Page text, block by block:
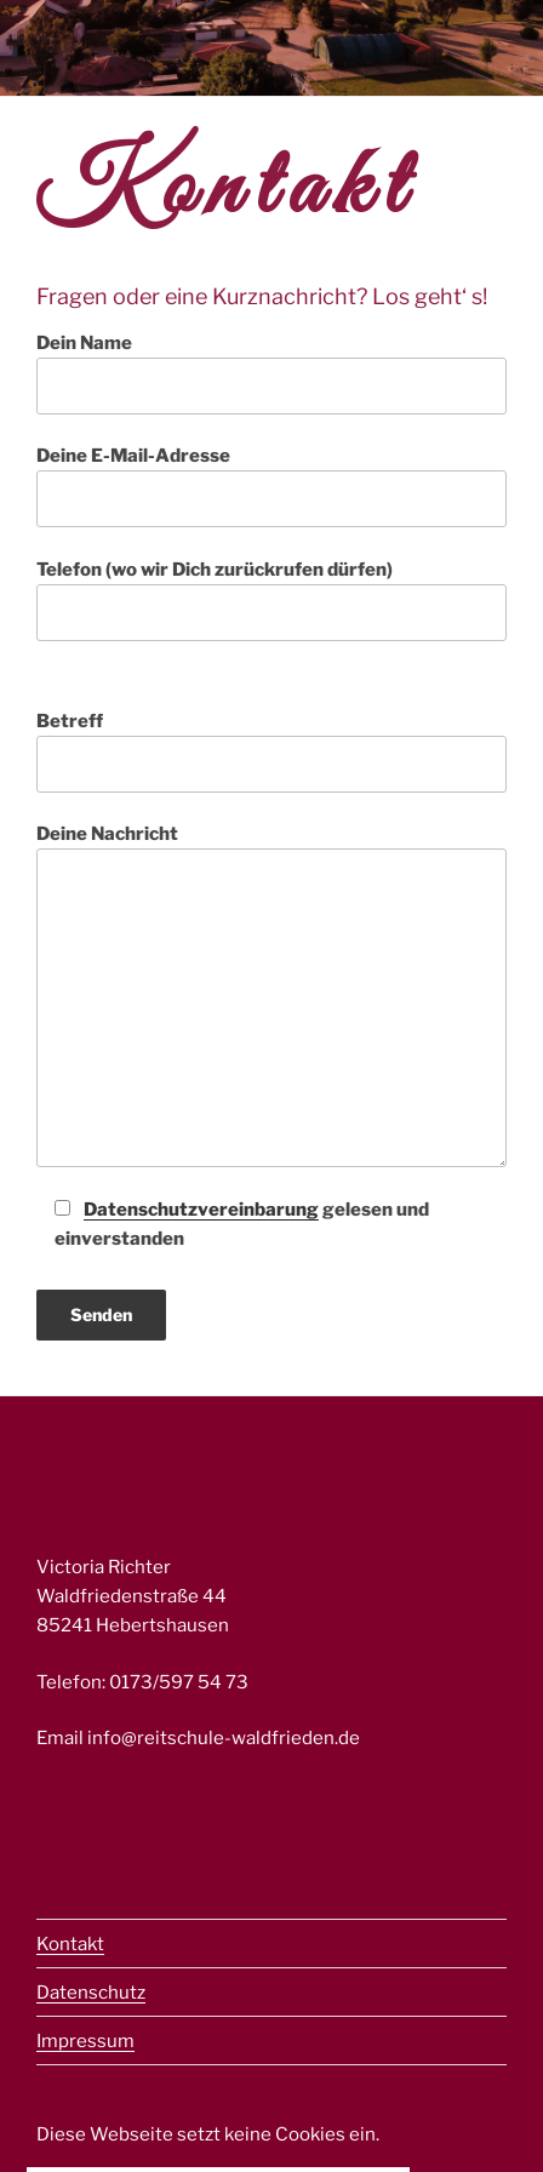
Kontakt
Fragen oder eine Kurznachricht? Los geht‘ s!
Dein Name
Deine E-Mail-Adresse
Telefon (wo wir Dich zurückrufen dürfen)
Betreff
Deine Nachricht
Datenschutzvereinbarunggelesen und
einverstanden
Victoria Richter
Waldfriedenstraße 44
85241 Hebertshausen
Telefon: 0173/597 54 73
Email info@reitschule-waldfrieden.de
Kontakt
Datenschutz
Impressum
Diese Webseite setzt keine Cookies ein.